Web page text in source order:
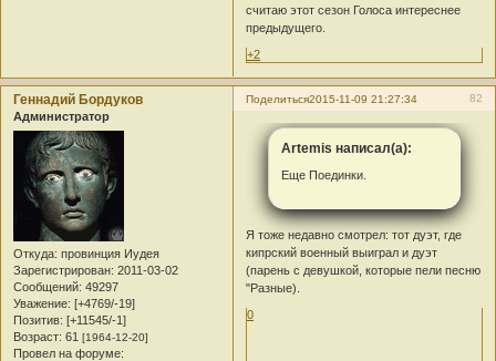
считаю этот сезон Голоса интереснее
предыдущего.
+2
Поделиться 82
2015-11-09 21:27:34
Геннадий Бордуков
Администратор
Откуда: провинция Иудея
Зарегистрирован: 2011-03-02
Сообщений: 49297
Уважение: [+4769/-19]
Позитив: [+11545/-1]
Возраст: 61 [1964-12-20]
Провел на форуме:
Artemis написал(а):
Еще Поединки.
Я тоже недавно смотрел: тот дуэт, где
кипрский военный выиграл и дуэт
(парень с девушкой, которые пели песню
"Разные).
0